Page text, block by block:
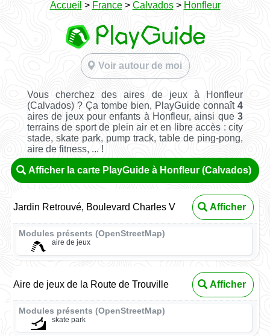
Accueil > France> Calvados> Honfleur
Voir autour de moi
Vous cherchez des aires de jeux à Honfleur
(Calvados) ? Ça tombe bien, PlayGuide connaît4
aires de jeux pour enfants à Honfleur, ainsi que3
terrains de sport de plein air et en libre accès : city
stade, skate park, pump track, table de ping-pong,
aire de fitness, ... !
Afficher la carte PlayGuide à Honfleur (Calvados)
Jardin Retrouvé, Boulevard Charles V Afficher
Modules présents (OpenStreetMap)
aire de jeux
Aire de jeux de la Route de Trouville Afficher
Modules présents (OpenStreetMap)
skate park